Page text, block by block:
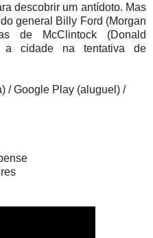
descobrir um antídoto. Mas
general Billy Ford (Morgan
de McClintock (Donald
a cidade na tentativa de
/ Google Play (aluguel) /